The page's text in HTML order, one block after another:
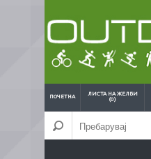
ПОЧЕТНА
ЛИСТА НА ЖЕЛБИ
(0)